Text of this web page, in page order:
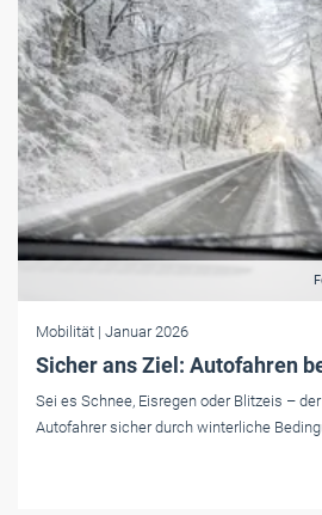
Mobilität | Januar 2026
Sicher ans Ziel: Autofahren
Sei es Schnee, Eisregen oder Blitzeis –
Autofahrer sicher durch winterliche